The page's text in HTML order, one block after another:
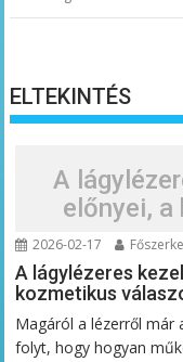
ELTEKINTÉS
A
előnyei, a
2026-02-17
A lágylézeres
kozmetikus
Magáról a lézerről már
folyt, hogy hogyan